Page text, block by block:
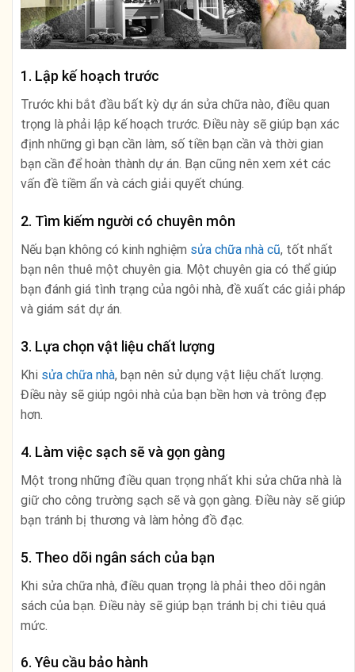
1. Lập kế hoạch trước
Trước khi bắt đầu bất kỳ dự án sửa chữa nào, điều quan
trọng là phải lập kế hoạch trước. Điều này sẽ giúp bạn xác
định những gì bạn cần làm, số tiền bạn cần và thời gian
bạn cần để hoàn thành dự án. Bạn cũng nên xem xét các
vấn đề tiềm ẩn và cách giải quyết chúng.
2. Tìm kiếm người có chuyên môn
Nếu bạn không có kinh nghiệm sửa chữa nhà cũ, tốt nhất
bạn nên thuê một chuyên gia. Một chuyên gia có thể giúp
bạn đánh giá tình trạng của ngôi nhà, đề xuất các giải pháp
và giám sát dự án.
3. Lựa chọn vật liệu chất lượng
Khi sửa chữa nhà, bạn nên sử dụng vật liệu chất lượng.
Điều này sẽ giúp ngôi nhà của bạn bền hơn và trông đẹp
hơn.
4. Làm việc sạch sẽ và gọn gàng
Một trong những điều quan trọng nhất khi sửa chữa nhà là
giữ cho công trường sạch sẽ và gọn gàng. Điều này sẽ giúp
bạn tránh bị thương và làm hỏng đồ đạc.
5. Theo dõi ngân sách của bạn
Khi sửa chữa nhà, điều quan trọng là phải theo dõi ngân
sách của bạn. Điều này sẽ giúp bạn tránh bị chi tiêu quá
mức.
6. Yêu cầu bảo hành